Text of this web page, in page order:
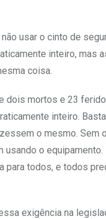
usar o cinto de
inteiro, mas
coisa.
dois mortos e 23
inteiro.
o mesmo. Sem
o equipamento.
para todos, e todos
exigência na